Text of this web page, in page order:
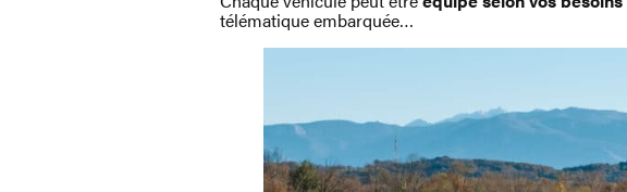
télématique embarquée…